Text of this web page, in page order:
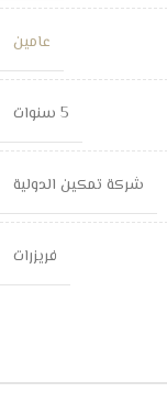
عامين
5 سنوات
شركة تمكين الدولية
فريزرات